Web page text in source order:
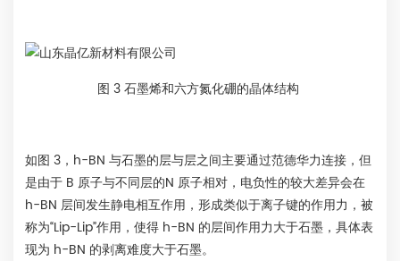
图 3 石墨烯和六方氮化硼的晶体结构
如图 3，h-BN 与石墨的层与层之间主要通过范德华力连接，但
是由于 B 原子与不同层的N 原子相对，电负性的较大差异会在
h-BN 层间发生静电相互作用，形成类似于离子键的作用力，被
称为“Lip-Lip”作用，使得 h-BN 的层间作用力大于石墨，具体表
现为 h-BN 的剥离难度大于石墨。